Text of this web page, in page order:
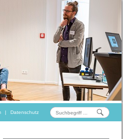
| Datenschutz